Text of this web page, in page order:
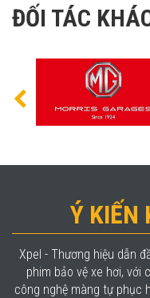
ĐỐI TÁC
Ý KIẾN
Xpel - Thương hiệu dẫn
phim bảo vệ xe hơi, với
công nghệ màng tự phục